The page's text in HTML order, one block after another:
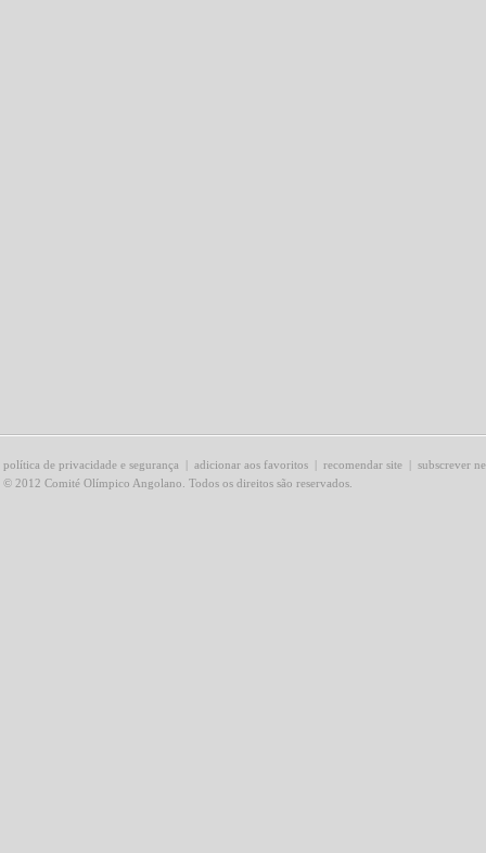
política de privacidade e segurança | adicionar aos favoritos | recomendar site | subscrever
© 2012 Comité Olímpico Angolano. Todos os direitos são reservados.